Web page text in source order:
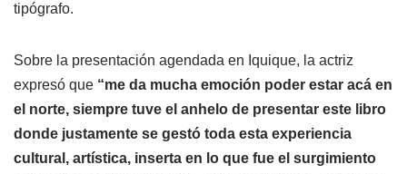
tipógrafo.
Sobre la presentación agendada en Iquique, la actriz
expresó que “me da mucha emoción poder estar acá en
el norte, siempre tuve el anhelo de presentar este libro
donde justamente se gestó toda esta experiencia
cultural, artística, inserta en lo que fue el surgimiento